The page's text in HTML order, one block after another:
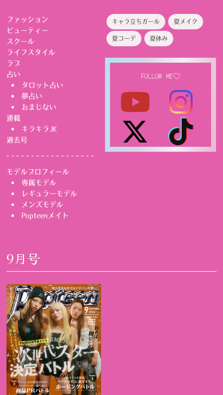
ファッション
ビューティー
スクール
ライフスタイル
ラブ
占い
タロット占い
夢占い
おまじない
連載
キラキラJK
過去号
モデルプロフィール
専属モデル
レギュラーモデル
メンズモデル
Popteenメイト
キャラ立ちガール 夏メイク
夏コーデ 夏休み
FOLLOW ME♡
9月号